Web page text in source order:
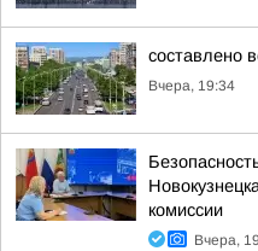
составлено
Вчера, 19:34
комиссии
Вчера,